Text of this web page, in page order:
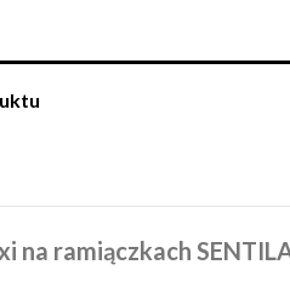
na ramiączkach